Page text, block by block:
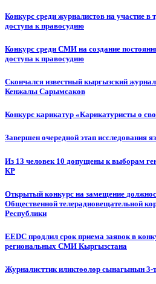
Конкурс среди журналистов на участие
доступа к правосудию
Конкурс среди СМИ на создание
доступа к правосудию
Скончался известный кыргызский
Кенжалы Сарымсаков
Конкурс карикатур «Карикатуристы о
Завершен очередной этап исследования
Из 13 человек 10 допущены к выборам
КР
Открытый конкурс на замещение
Общественной телерадиовещательной
Республики
EEDC продлил срок приема заявок в
региональных СМИ Кыргызстана
Журналисттик иликтөөлөр сынагынын 3-